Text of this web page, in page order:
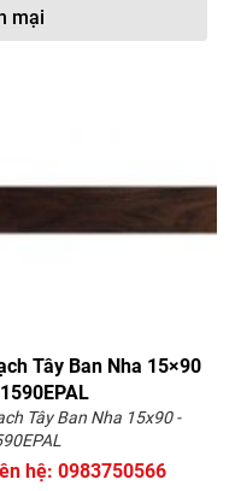
mại
Tây Ban Nha 15×90
Tây Ban Nha 15x90 -
hệ: 0983750566